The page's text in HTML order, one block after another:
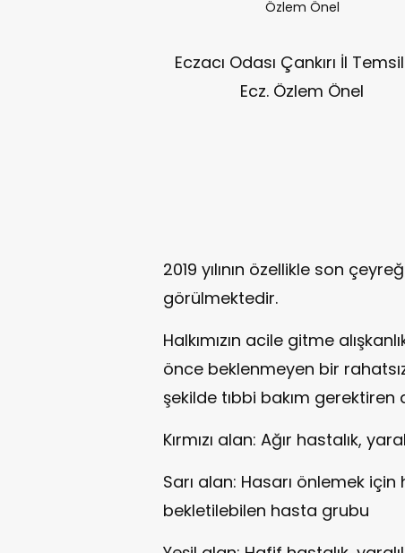
Eczacı Odası Çankırı İl
Ecz. Özlem Önel
2019 yılının özellikle son
görülmektedir.
Halkımızın acile gitme
önce beklenmeyen bir
şekilde tıbbi bakım gerektiren
Kırmızı alan: Ağır hastalık,
Sarı alan: Hasarı önlemek
bekletilebilen hasta grubu